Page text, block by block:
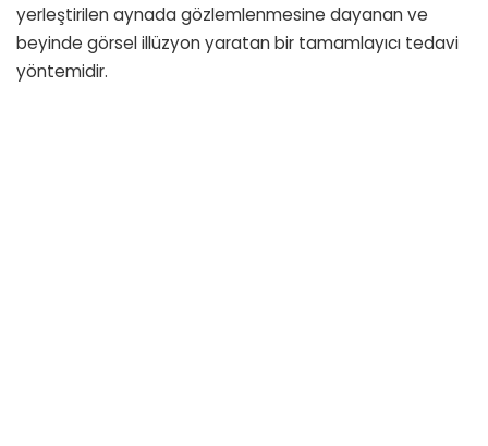
yerleştirilen aynada gözlemlenmesine dayanan ve
beyinde görsel illüzyon yaratan bir tamamlayıcı tedavi
yöntemidir.